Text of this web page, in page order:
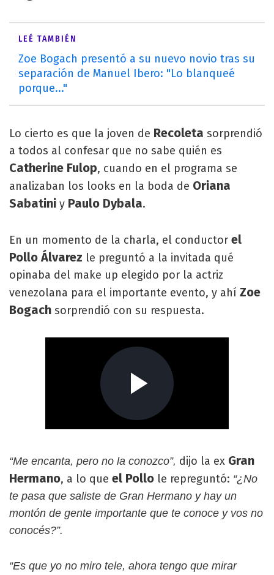
LEÉ TAMBIÉN
Zoe Bogach presentó a su nuevo novio tras su
separación de Manuel Ibero: "Lo blanqueé
porque..."
Lo cierto es que la joven de Recoleta sorprendió
a todos al confesar que no sabe quién es
Catherine Fulop, cuando en el programa se
analizaban los looks en la boda de Oriana
Sabatini y Paulo Dybala.
En un momento de la charla, el conductor el
Pollo Álvarez le preguntó a la invitada qué
opinaba del make up elegido por la actriz
venezolana para el importante evento, y ahí Zoe
Bogach sorprendió con su respuesta.
“Me encanta, pero no la conozco”, dijo la ex Gran
Hermano, a lo que el Pollo le repreguntó: “¿No
te pasa que saliste de Gran Hermano y hay un
montón de gente importante que te conoce y vos no
conocés?”.
“Es que yo no miro tele, ahora tengo que mirar